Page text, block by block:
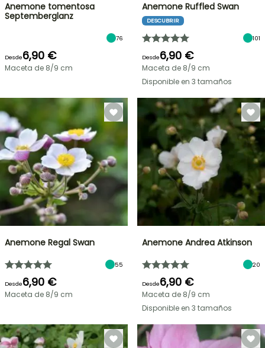
Anemone tomentosa
Septemberglanz
76
Desde6,90 €
Maceta de 8/9 cm
Anemone Ruffled Swan
DESCUBRIR
101
Desde6,90 €
Maceta de 8/9 cm
Disponible en 3 tamaños
Anemone Regal Swan
55
Desde6,90 €
Maceta de 8/9 cm
Anemone Andrea Atkinson
20
Desde6,90 €
Maceta de 8/9 cm
Disponible en 3 tamaños